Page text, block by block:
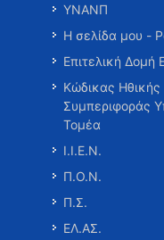
ΥΝΑΝΠ
Η σελίδα μου -
Επιτελική
Κώδικας Ηθικής
Συμπεριφοράς
Τομέα
Ι.Ι.Ε.Ν.
Π.Ο.Ν.
Π.Σ.
ΕΛ.ΑΣ.